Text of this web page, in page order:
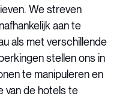
We streven
aan te
als met verschillende
stellen ons in
te manipuleren en
van de hotels te